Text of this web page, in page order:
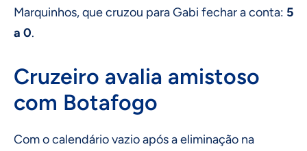
Marquinhos, que cruzou para Gabi fechar a conta: 5
a 0.
Cruzeiro avalia amistoso
com Botafogo
Com o calendário vazio após a eliminação na